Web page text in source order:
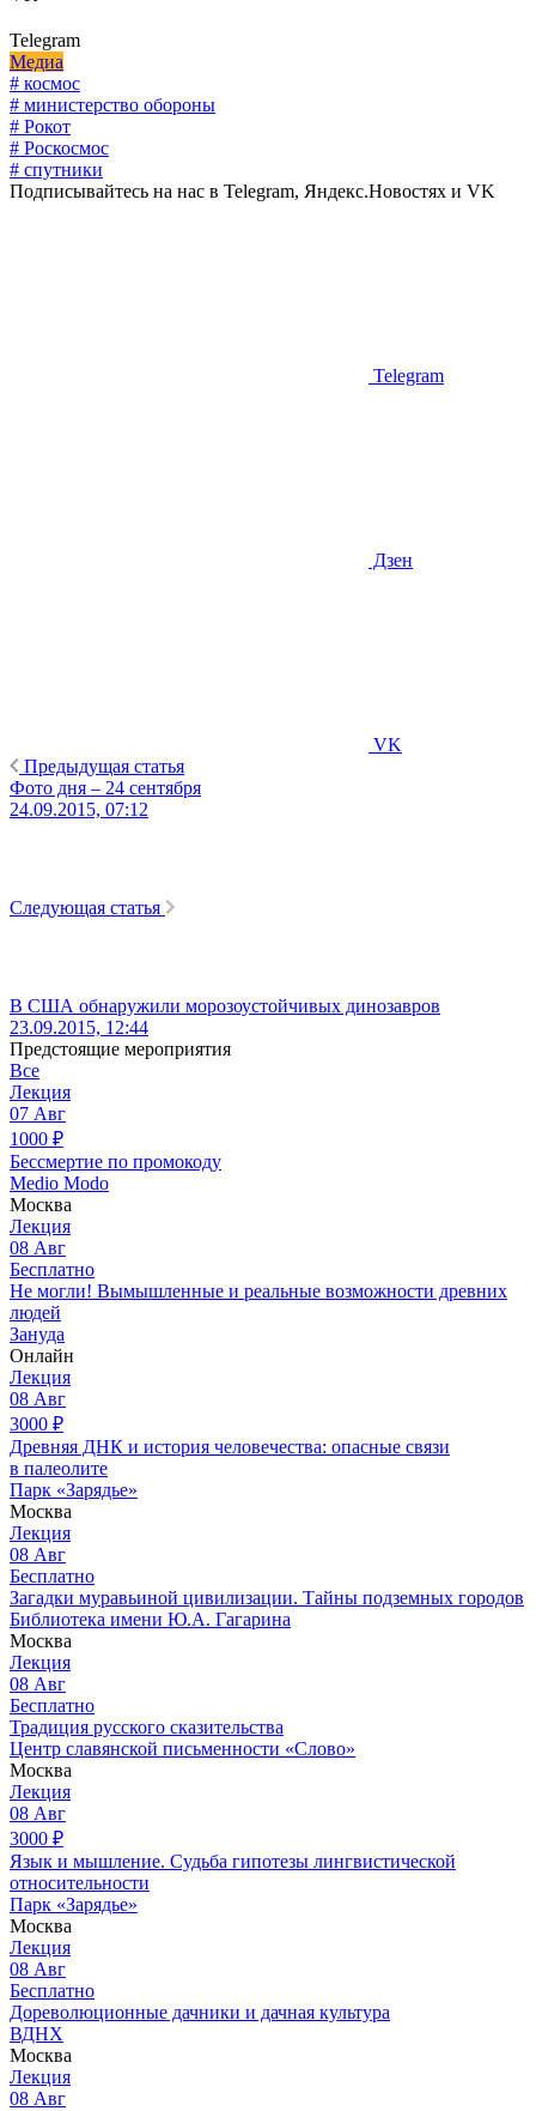
Telegram
Медиа
# космос
# министерство обороны
# Рокот
# Роскосмос
# спутники
Подписывайтесь на нас в Telegram, Яндекс.Новостях и VK
Telegram
Дзен
VK
Предыдущая статья
Фото дня – 24 сентября
24.09.2015, 07:12
Следующая статья
В США обнаружили морозоустойчивых динозавров
23.09.2015, 12:44
Предстоящие мероприятия
Все
Лекция
07 Авг
1000 ₽
Бессмертие по промокоду
Medio Modo
Москва
Лекция
08 Авг
Бесплатно
Не могли! Вымышленные и реальные возможности древних
людей
Зануда
Онлайн
Лекция
08 Авг
3000 ₽
Древняя ДНК и история человечества: опасные связи
в палеолите
Парк «Зарядье»
Москва
Лекция
08 Авг
Бесплатно
Загадки муравьиной цивилизации. Тайны подземных городов
Библиотека имени Ю.А. Гагарина
Москва
Лекция
08 Авг
Бесплатно
Традиция русского сказительства
Центр славянской письменности «Слово»
Москва
Лекция
08 Авг
3000 ₽
Язык и мышление. Судьба гипотезы лингвистической
относительности
Парк «Зарядье»
Москва
Лекция
08 Авг
Бесплатно
Дореволюционные дачники и дачная культура
ВДНХ
Москва
Лекция
08 Авг